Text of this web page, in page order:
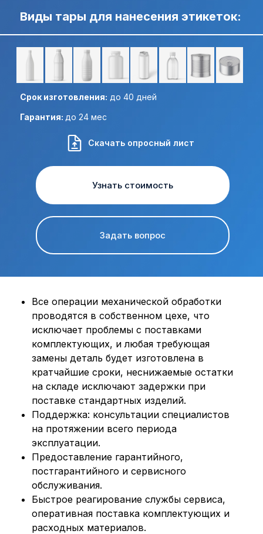
Отправить ТЗ на почту:
Срок изготовления: до 40 дней
Скачать опросный лист
Виды тары для нанесения этикеток:
Гарантия: до 24 мес
Задать вопрос
Узнать стоимость
Все операции механической обработки
проводятся в собственном цехе, что
исключает проблемы с поставками
комплектующих, и любая требующая
замены деталь будет изготовлена в
кратчайшие сроки, неснижаемые остатки
на складе исключают задержки при
поставке стандартных изделий.
Поддержка: консультации специалистов
на протяжении всего периода
эксплуатации.
Предоставление гарантийного,
постгарантийного и сервисного
обслуживания.
Быстрое реагирование службы сервиса,
оперативная поставка комплектующих и
расходных материалов.